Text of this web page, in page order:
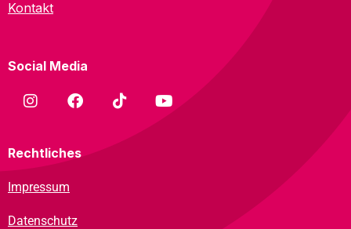
Kontakt
Social Media
Rechtliches
Impressum
Datenschutz